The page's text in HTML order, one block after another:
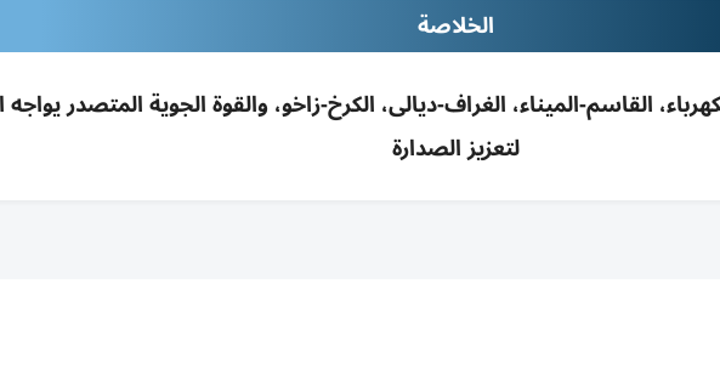
الخلاصة
33: أربيل-الكهرباء، القاسم-الميناء، الغراف-ديالى، الكرخ-زاخو، والقوة الجوية المتصدر
لتعزيز الصدارة